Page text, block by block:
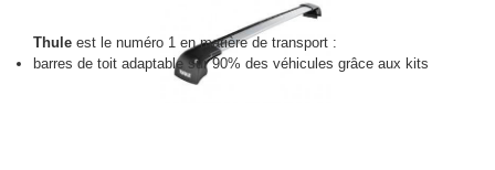
Thule est le numéro 1 en matière de transport :
barres de toit adaptable sur 90% des véhicules grâce aux kits